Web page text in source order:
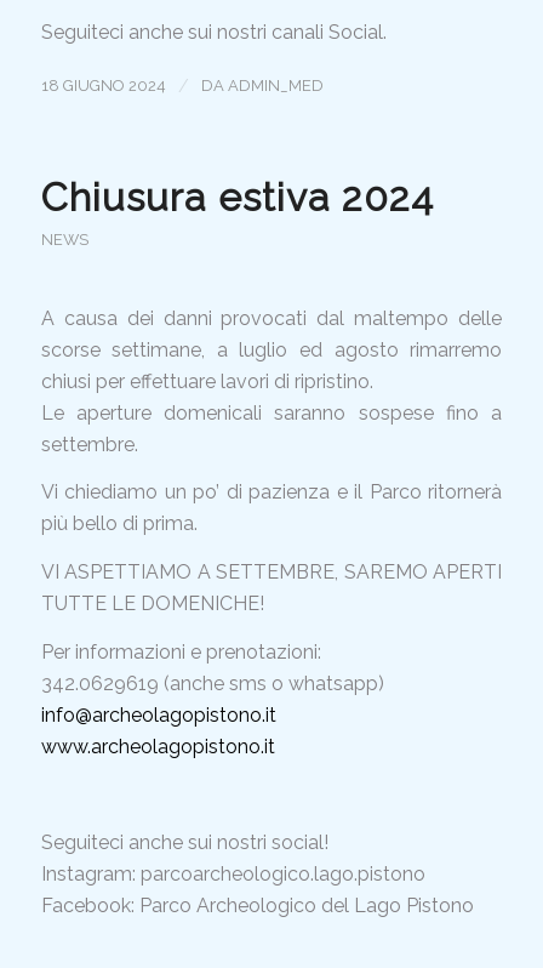
Seguiteci anche sui nostri canali Social.
18 GIUGNO 2024 / DA ADMIN_MED
Chiusura estiva 2024
NEWS
A causa dei danni provocati dal maltempo delle
scorse settimane, a luglio ed agosto rimarremo
chiusi per effettuare lavori di ripristino.
Le aperture domenicali saranno sospese fino a
settembre.
Vi chiediamo un po’ di pazienza e il Parco ritornerà
più bello di prima.
VI ASPETTIAMO A SETTEMBRE, SAREMO APERTI
TUTTE LE DOMENICHE!
Per informazioni e prenotazioni:
342.0629619 (anche sms o whatsapp)
info@archeolagopistono.it
www.archeolagopistono.it
Seguiteci anche sui nostri social!
Instagram: parcoarcheologico.lago.pistono
Facebook: Parco Archeologico del Lago Pistono